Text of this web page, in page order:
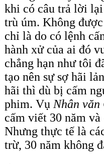
khi có câu trả lời lại
trù úm. Không
chỉ là do có lệnh
hành xử của ai đó
chẳng hạn như tôi
tạo nên sự sợ hãi
hãi thì dù bị cấm
phim. Vụ Nhân
cấm viết 30 năm
Nhưng thực tế là
trừ, 30 năm không